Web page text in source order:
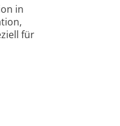
in
für